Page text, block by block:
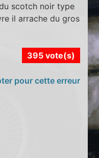
scotch noir type
il arrache du gros
395 vote(s)
pour cette erreur